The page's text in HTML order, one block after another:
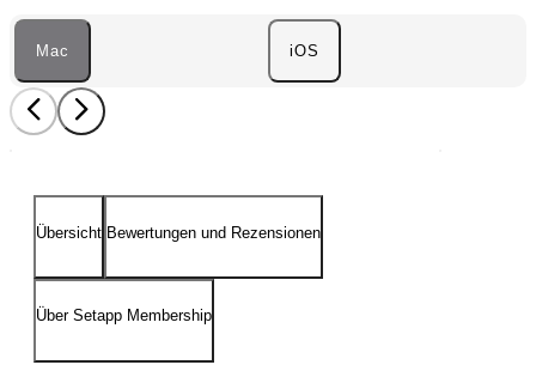
Mac iOS
Übersicht Bewertungen und Rezensionen
Über Setapp Membership